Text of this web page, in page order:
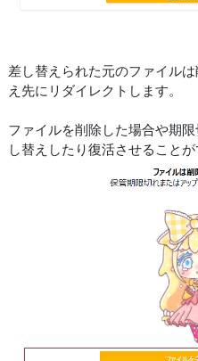
差し替えられた元のファイル
え先にリダイレクトします。
ファイルを削除した場合や期
し替えしたり復活させることが